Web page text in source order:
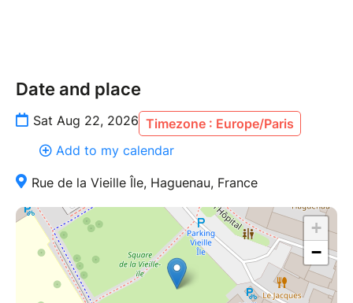
Date and place
Sat Aug 22, 2026 Timezone : Europe/Paris
Add to my calendar
Rue de la Vieille Île, Haguenau, France
+
−